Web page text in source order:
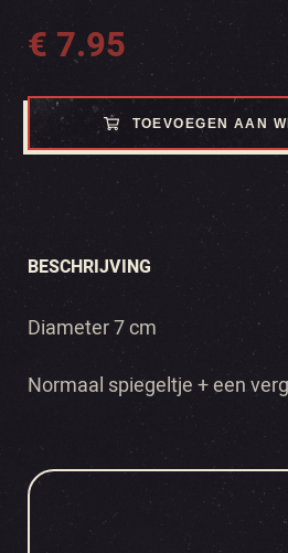
€ 7.95
TOEVOEGEN AAN
BESCHRIJVING
Diameter 7 cm
Normaal spiegeltje + een